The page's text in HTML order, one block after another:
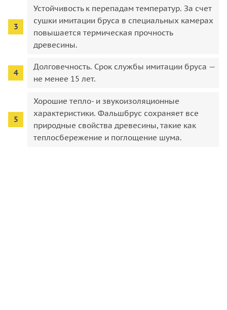
Устойчивость к перепадам температур. За счет
сушки имитации бруса в специальных камерах
повышается термическая прочность
древесины.
Долговечность. Срок службы имитации бруса —
не менее 15 лет.
Хорошие тепло- и звукоизоляционные
характеристики. Фальшбрус сохраняет все
природные свойства древесины, такие как
теплосбережение и поглощение шума.